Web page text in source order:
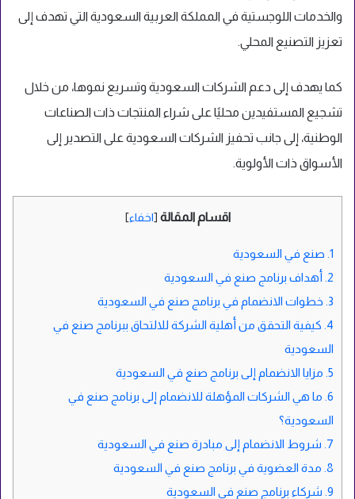
والخدمات اللوجستية في المملكة العربية السعودية التي تهدف إلى
تعزيز التصنيع المحلي.
كما يهدف إلى دعم الشركات السعودية وتسريع نموها، من خلال
تشجيع المستفيدين محليًا على شراء المنتجات ذات الصناعات
الوطنية، إلى جانب تحفيز الشركات السعودية على التصدير إلى
الأسواق ذات الأولوية.
اقسام المقالة [اخفاء]
1. صنع في السعودية
2. أهداف برنامج صنع في السعودية
3. خطوات الانضمام في برنامج صنع في السعودية
4. كيفية التحقق من أهلية الشركة للالتحاق ببرنامج صنع في
السعودية
5. مزايا الانضمام إلى برنامج صنع في السعودية
6. ما هي الشركات المؤهلة للانضمام إلى برنامج صنع في
السعودية؟
7. شروط الانضمام إلى مبادرة صنع في السعودية
8. مدة العضوية في برنامج صنع في السعودية
9. شركاء برنامج صنع في السعودية